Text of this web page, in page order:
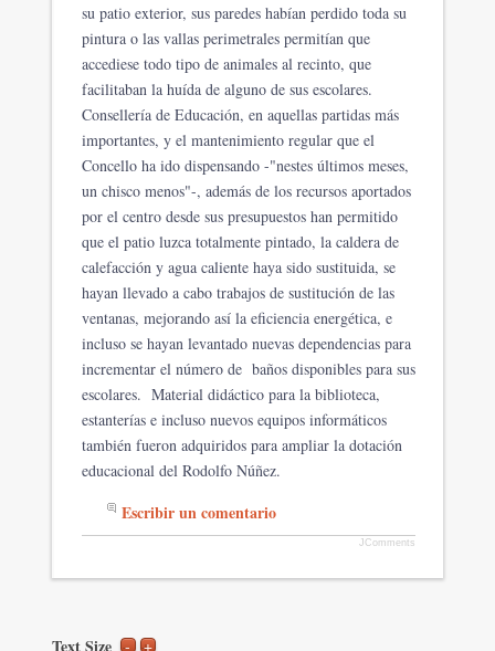
su patio exterior, sus paredes habían perdido toda su
pintura o las vallas perimetrales permitían que
accediese todo tipo de animales al recinto, que
facilitaban la huída de alguno de sus escolares.
Consellería de Educación, en aquellas partidas más
importantes, y el mantenimiento regular que el
Concello ha ido dispensando -"nestes últimos meses,
un chisco menos"-, además de los recursos aportados
por el centro desde sus presupuestos han permitido
que el patio luzca totalmente pintado, la caldera de
calefacción y agua caliente haya sido sustituida, se
hayan llevado a cabo trabajos de sustitución de las
ventanas, mejorando así la eficiencia energética, e
incluso se hayan levantado nuevas dependencias para
incrementar el número de baños disponibles para sus
escolares. Material didáctico para la biblioteca,
estanterías e incluso nuevos equipos informáticos
también fueron adquiridos para ampliar la dotación
educacional del Rodolfo Núñez.
Escribir un comentario
JComments
Text Size